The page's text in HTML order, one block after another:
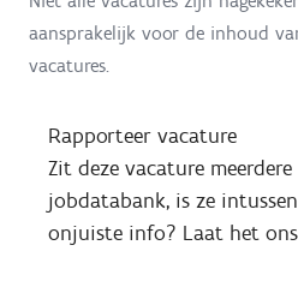
aansprakelijk voor de inhoud
vacatures.
Rapporteer vacature
Zit deze vacature
jobdatabank, is ze
onjuiste info? Laat het